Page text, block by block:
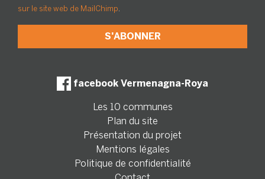
sur le site web de MailChimp
facebook Vermenagna-Roya
Les 10 communes
Plan du site
Présentation du projet
Mentions légales
Politique de confidentialité